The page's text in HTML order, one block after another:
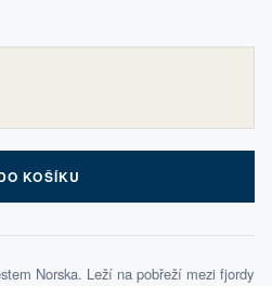
KOŠÍKU
Norska. Leží na pobřeží mezi fjordy